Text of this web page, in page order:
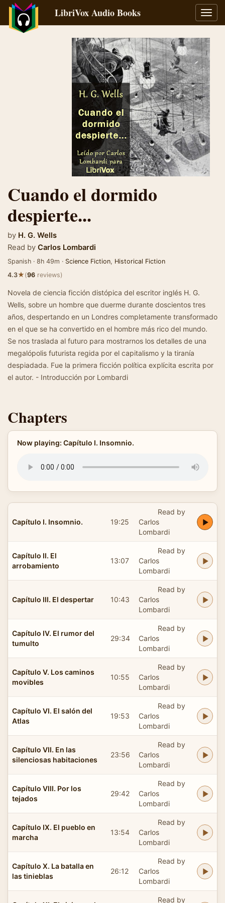
LibriVox Audio Books
Cuando el dormido
despierte...
by H. G. Wells
Read by Carlos Lombardi
Spanish · 8h 49m · Science Fiction, Historical Fiction
4.3★(96 reviews)
Novela de ciencia ficción distópica del escritor inglés H. G.
Wells, sobre un hombre que duerme durante doscientos tres
años, despertando en un Londres completamente transformado
en el que se ha convertido en el hombre más rico del mundo.
Se nos traslada al futuro para mostrarnos los detalles de una
megalópolis futurista regida por el capitalismo y la tiranía
despiadada. Fue la primera ficción política explícita escrita por
el autor. - Introducción por Lombardi
Chapters
Now playing: Capítulo I. Insomnio.
Capítulo I. Insomnio. 19:25
Read by
Carlos
Lombardi
Capítulo II. El
arrobamiento
13:07
Read by
Carlos
Lombardi
Capítulo III. El despertar 10:43
Read by
Carlos
Lombardi
Capítulo IV. El rumor del
tumulto
29:34
Read by
Carlos
Lombardi
Capítulo V. Los caminos
movibles
10:55
Read by
Carlos
Lombardi
Capítulo VI. El salón del
Atlas
19:53
Read by
Carlos
Lombardi
Capítulo VII. En las
silenciosas habitaciones
23:56
Read by
Carlos
Lombardi
Capítulo VIII. Por los
tejados
29:42
Read by
Carlos
Lombardi
Capítulo IX. El pueblo en
marcha
13:54
Read by
Carlos
Lombardi
Capítulo X. La batalla en
las tinieblas
26:12
Read by
Carlos
Lombardi
Read by